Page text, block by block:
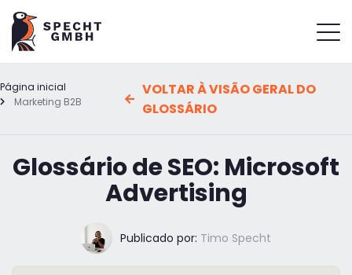
Página inicial
Marketing B2B
VOLTAR À VISÃO GERAL DO
GLOSSÁRIO
Glossário de SEO: Microsoft
Advertising
Publicado por: Timo Specht